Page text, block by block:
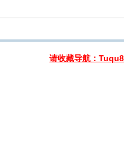
请收藏导航：